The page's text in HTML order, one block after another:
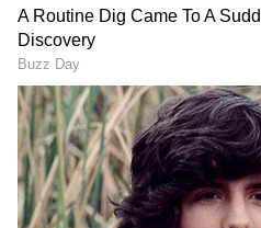
ಕರ್ನಾಟಕ, ಭಾರತ (
ಕ್ಷಣಕ್ಷಣದ ಕನ್ನಡ ಸುದ್ದಿ (
ಅಪ್ಡೇಟ್‌ಗಳಿಗಾಗಿ
ಮಾಡಿ. ಬ್ರೇಕಿಂಗ್ ಸುದ್ದಿ (
ವಿಶೇಷ ವರದಿಗಳು ಮತ್ತು
(kannada news live)